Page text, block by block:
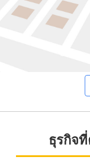
ธุรกิจ